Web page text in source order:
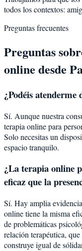
todos los contextos:
Preguntas frecuentes
Preguntas
online desde
¿Podéis atenderme
Sí. Aunque nuestra
terapia online para
Solo necesitas un
espacio tranquilo.
¿La terapia online
eficaz que la
Sí. Hay amplia
online tiene la misma
de problemáticas
relación terapéutica,
construye igual de